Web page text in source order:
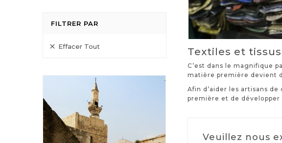
FILTRER PAR
 Effacer Tout Textiles et tissus
C’est dans le magnifique
matière première devient
Afin d’aider les artisans
première et de développer
Veuillez nous